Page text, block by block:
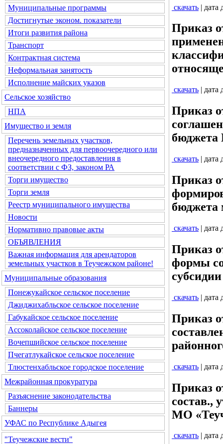
Муниципальные программы
Достигнутые эконом. показатели
Итоги развития района
Транспорт
Контрактная система
Неформальная занятость
Исполнение майских указов
Сельское хозяйство
НПА
Имущество и земля
Перечень земельных участков,
предназначенных для первоочередного или
внеочередного предоставления в
соответствии с ФЗ, законом РА
Торги имущество
Торги земля
Реестр муниципального имущества
Новости
Нормативно правовые акты
ОБЪЯВЛЕНИЯ
Важная информация для арендаторов
земельных участков в Теучежском районе!
Муниципальные образования
Понежукайское сельское поселение
Джиджихабльское сельское поселение
Габукайское сельское поселение
Ассоколайское сельское поселение
Вочепшийское сельское поселение
Пчегатлукайское сельское поселение
Тлюстенхабльское городское поселение
Межрайонная прокуратура
Разъяснение законодательства
Баннеры
УФАС по Республике Адыгея
"Теучежские вести"
скачать | дата
Приказ
скачать | дата
Приказ
бюджета
скачать | дата
Приказ
бюджета
скачать | дата
Приказ
формы
скачать | дата
Приказ
скачать | дата
Приказ
состав.,
МО
скачать | дата